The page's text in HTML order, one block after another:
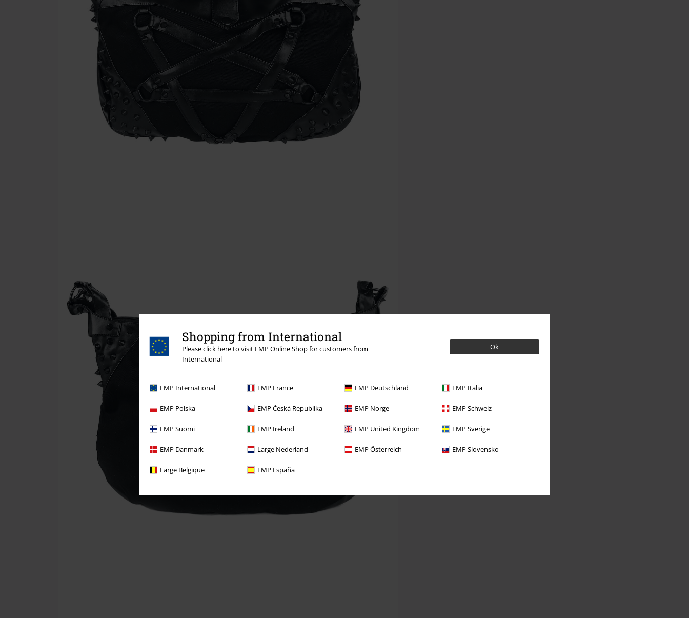
Shopping from International
Please click here to visit EMP Online Shop for customers from
International
Ok
EMP International EMP France EMP Deutschland EMP Italia
EMP Polska EMP Česká Republika EMP Norge EMP Schweiz
EMP Suomi EMP Ireland EMP United Kingdom EMP Sverige
EMP Danmark Large Nederland EMP Österreich EMP Slovensko
Large Belgique EMP España